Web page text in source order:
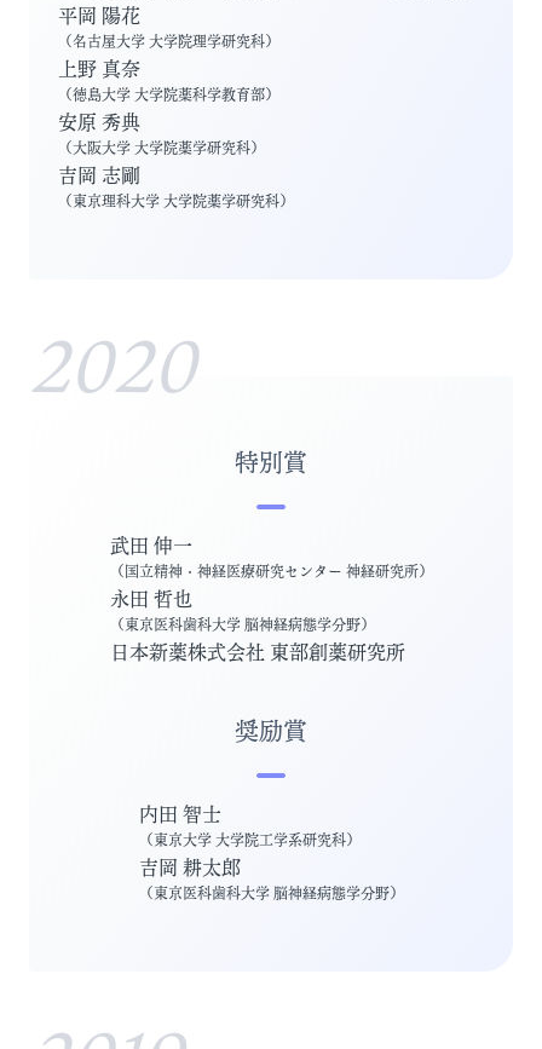
平岡 陽花
（名古屋大学 大学院理学研究科）
上野 真奈
（徳島大学 大学院薬科学教育部）
安原 秀典
（大阪大学 大学院薬学研究科）
吉岡 志剛
（東京理科大学 大学院薬学研究科）
2020
特別賞
武田 伸一
（国立精神・神経医療研究センター 神経研究所）
永田 哲也
（東京医科歯科大学 脳神経病態学分野）
日本新薬株式会社 東部創薬研究所
奨励賞
内田 智士
（東京大学 大学院工学系研究科）
吉岡 耕太郎
（東京医科歯科大学 脳神経病態学分野）